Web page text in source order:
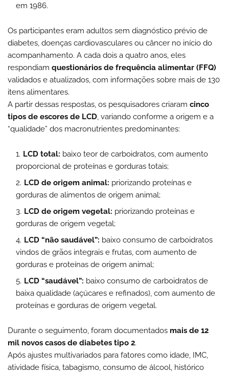
em 1986.
Os participantes eram adultos sem diagnóstico prévio de
diabetes, doenças cardiovasculares ou câncer no início do
acompanhamento. A cada dois a quatro anos, eles
respondiam questionários de frequência alimentar (FFQ)
validados e atualizados, com informações sobre mais de 130
itens alimentares.
A partir dessas respostas, os pesquisadores criaram cinco
tipos de escores de LCD, variando conforme a origem e a
“qualidade” dos macronutrientes predominantes:
LCD total: baixo teor de carboidratos, com aumento
proporcional de proteínas e gorduras totais;
LCD de origem animal: priorizando proteínas e
gorduras de alimentos de origem animal;
LCD de origem vegetal: priorizando proteínas e
gorduras de origem vegetal;
LCD “não saudável”: baixo consumo de carboidratos
vindos de grãos integrais e frutas, com aumento de
gorduras e proteínas de origem animal;
LCD “saudável”: baixo consumo de carboidratos de
baixa qualidade (açúcares e refinados), com aumento de
proteínas e gorduras de origem vegetal.
Durante o seguimento, foram documentados mais de 12
mil novos casos de diabetes tipo 2.
Após ajustes multivariados para fatores como idade, IMC,
atividade física, tabagismo, consumo de álcool, histórico